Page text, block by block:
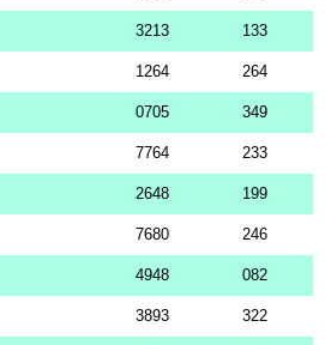
3213 133
1264 264
0705 349
7764 233
2648 199
7680 246
4948 082
3893 322